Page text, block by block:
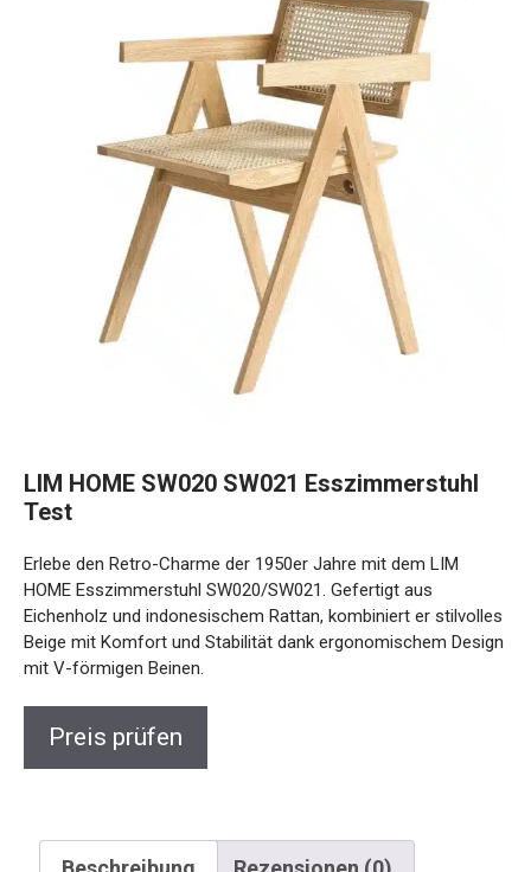
LIM HOME SW020 SW021 Esszimmerstuhl
Test
Erlebe den Retro-Charme der 1950er Jahre mit dem LIM
HOME Esszimmerstuhl SW020/SW021. Gefertigt aus
Eichenholz und indonesischem Rattan, kombiniert er stilvolles
Beige mit Komfort und Stabilität dank ergonomischem Design
mit V-förmigen Beinen.
Preis prüfen